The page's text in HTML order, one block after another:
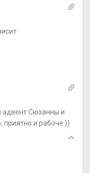
адвент Сюзанны и
приятно и рабоче ))